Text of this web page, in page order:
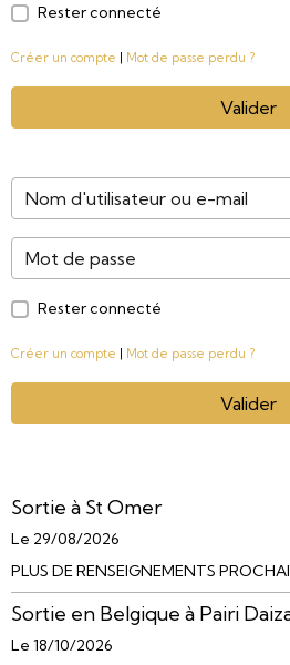
Rester connecté
Créer un compte | Mot de passe perdu ?
Valider
Rester connecté
Créer un compte | Mot de passe perdu ?
Valider
Sortie à St Omer
Le 29/08/2026
PLUS DE RENSEIGNEMENTS
Sortie en Belgique à Pairi
Le 18/10/2026